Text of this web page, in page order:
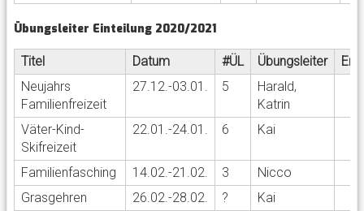
Übungsleiter Einteilung 2020/2021
Titel Datum #ÜL Übungsleiter
Neujahrs
Familienfreizeit
27.12.-03.01. 5
Harald,
Katrin
Väter-Kind-
Skifreizeit
22.01.-24.01. 6 Kai
Familienfasching 14.02.-21.02. 3
Nicco
Grasgehren
26.02.-28.02. ? Kai